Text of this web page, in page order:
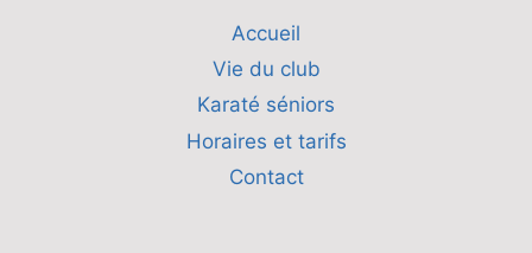
Accueil
Vie du club
Karaté séniors
Horaires et tarifs
Contact